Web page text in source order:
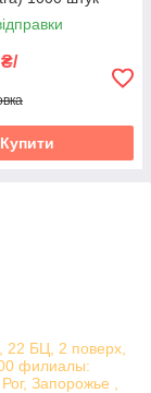
₴/
Купити
22 БЦ, 2 поверх,
филиалы:
Запорожье ,